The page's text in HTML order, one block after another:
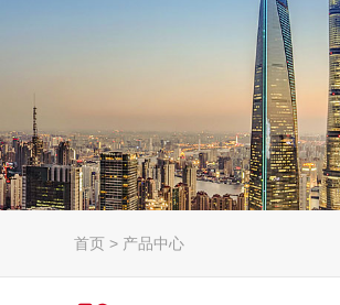
首页 > 产品中心